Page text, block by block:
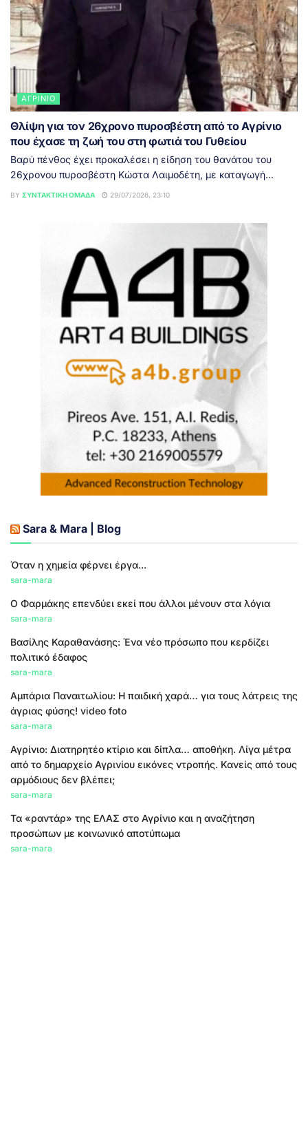
ΑΓΡΊΝΙΟ
Θλίψη για τον 26χρονο πυροσβέστη από το Αγρίνιο
που έχασε τη ζωή του στη φωτιά του Γυθείου
Βαρύ πένθος έχει προκαλέσει η είδηση του θανάτου του
26χρονου πυροσβέστη Κώστα Λαιμοδέτη, με καταγωγή...
BY ΣΥΝΤΑΚΤΙΚΉ ΟΜΆΔΑ 29/07/2026, 23:10
Sara & Mara | Blog
Όταν η χημεία φέρνει έργα...
sara-mara
Ο Φαρμάκης επενδύει εκεί που άλλοι μένουν στα λόγια
sara-mara
Βασίλης Καραθανάσης: Ένα νέο πρόσωπο που κερδίζει
πολιτικό έδαφος
sara-mara
Αμπάρια Παναιτωλίου: Η παιδική χαρά… για τους λάτρεις της
άγριας φύσης! video foto
sara-mara
Αγρίνιο: Διατηρητέο κτίριο και δίπλα… αποθήκη. Λίγα μέτρα
από το δημαρχείο Αγρινίου εικόνες ντροπής. Κανείς από τους
αρμόδιους δεν βλέπει;
sara-mara
Τα «ραντάρ» της ΕΛΑΣ στο Αγρίνιο και η αναζήτηση
προσώπων με κοινωνικό αποτύπωμα
sara-mara